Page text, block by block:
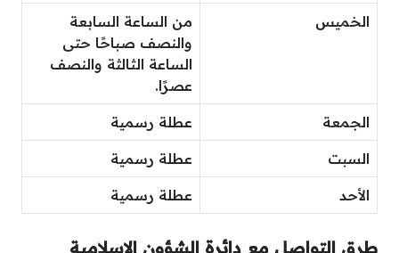
الخميس
من الساعة السابعة
والنصف صباحًا حتى
الساعة الثالثة والنصف
عصرًا.
الجمعة عطلة رسمية
السبت عطلة رسمية
الأحد عطلة رسمية
طرق التواصل مع دائرة الشؤون الإسلامية